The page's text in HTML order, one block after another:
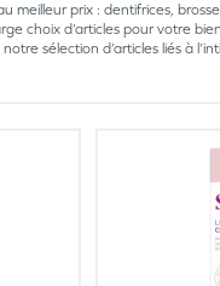
meilleur prix : dentifrices,
choix d’articles pour votre
sélection d’articles liés à